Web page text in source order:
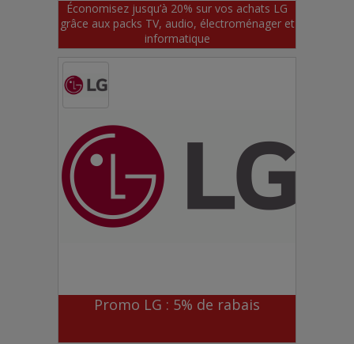
Économisez jusqu’à 20% sur vos achats LG
grâce aux packs TV, audio, électroménager et
informatique
Promo LG : 5% de rabais